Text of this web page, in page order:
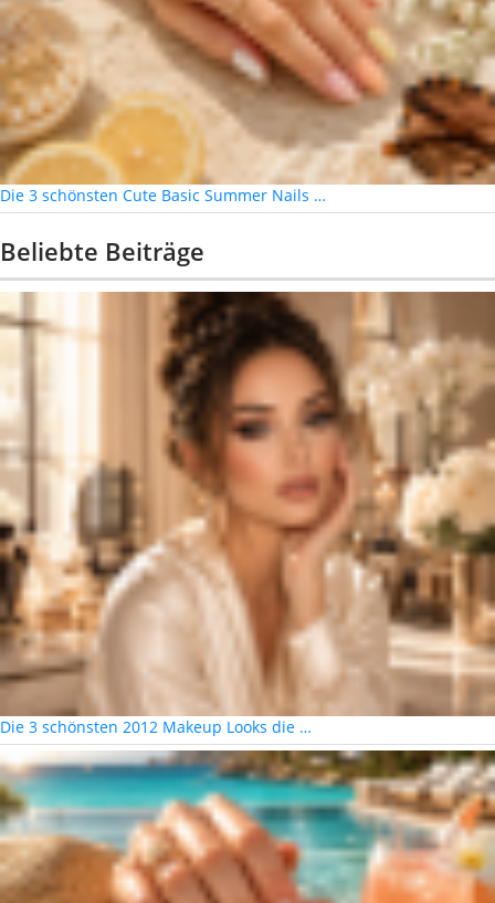
Die 3 schönsten Cute Basic Summer Nails …
Beliebte Beiträge
Die 3 schönsten 2012 Makeup Looks die …